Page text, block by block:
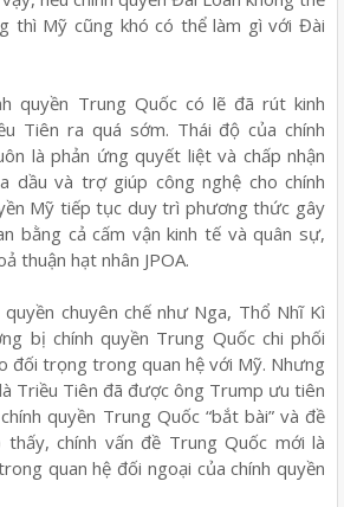
thì Mỹ cũng khó có thể làm gì với Đài
quyền Trung Quốc có lẽ đã rút kinh
Tiên ra quá sớm. Thái độ của chính
là phản ứng quyết liệt và chấp nhận
dầu và trợ giúp công nghệ cho chính
Mỹ tiếp tục duy trì phương thức gây
bằng cả cấm vận kinh tế và quân sự,
thuận hạt nhân JPOA.
quyền chuyên chế như Nga, Thổ Nhĩ Kì
bị chính quyền Trung Quốc chi phối
đối trọng trong quan hệ với Mỹ. Nhưng
Triều Tiên đã được ông Trump ưu tiên
quyền Trung Quốc “bắt bài” và đề
thấy, chính vấn đề Trung Quốc mới là
quan hệ đối ngoại của chính quyền